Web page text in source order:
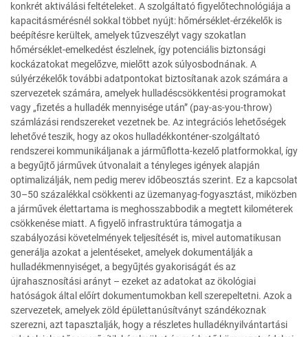
konkrét aktiválási feltételeket. A szolgáltató figyelőtechnológiája a
kapacitásmérésnél sokkal többet nyújt: hőmérséklet-érzékelők is
beépítésre kerültek, amelyek tűzveszélyt vagy szokatlan
hőmérséklet-emelkedést észlelnek, így potenciális biztonsági
kockázatokat megelőzve, mielőtt azok súlyosbodnának. A
súlyérzékelők további adatpontokat biztosítanak azok számára a
szervezetek számára, amelyek hulladéscsökkentési programokat
vagy „fizetés a hulladék mennyisége után” (pay-as-you-throw)
számlázási rendszereket vezetnek be. Az integrációs lehetőségek
lehetővé teszik, hogy az okos hulladékkonténer-szolgáltató
rendszerei kommunikáljanak a járműflotta-kezelő platformokkal, így
a begyűjtő járművek útvonalait a tényleges igények alapján
optimalizálják, nem pedig merev időbeosztás szerint. Ez a kapcsolat
30–50 százalékkal csökkenti az üzemanyag-fogyasztást, miközben
a járművek élettartama is meghosszabbodik a megtett kilométerek
csökkenése miatt. A figyelő infrastruktúra támogatja a
szabályozási követelmények teljesítését is, mivel automatikusan
generálja azokat a jelentéseket, amelyek dokumentálják a
hulladékmennyiséget, a begyűjtés gyakoriságát és az
újrahasznosítási arányt – ezeket az adatokat az ökológiai
hatóságok által előírt dokumentumokban kell szerepeltetni. Azok a
szervezetek, amelyek zöld épülettanúsítványt szándékoznak
szerezni, azt tapasztalják, hogy a részletes hulladéknyilvántartási